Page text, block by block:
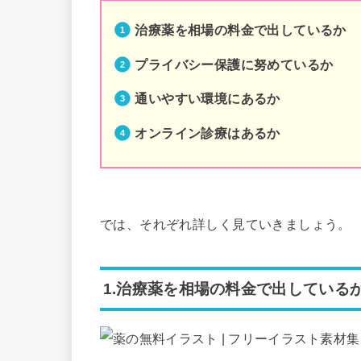
治療薬を相場の料金で出しているか
プライバシー保護に努めているか
通いやすい環境にあるか
オンライン診療はあるか
では、それぞれ詳しく見ていきましょう。
1.治療薬を相場の料金で出している